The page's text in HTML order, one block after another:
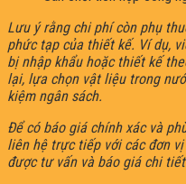
Lưu ý rằng chi phí còn phụ
phức tạp của thiết kế. Ví dụ,
bị nhập khẩu hoặc thiết kế
lại, lựa chọn vật liệu trong
kiệm ngân sách.​
Để có báo giá chính xác và
liên hệ trực tiếp với các đơn
được tư vấn và báo giá chi